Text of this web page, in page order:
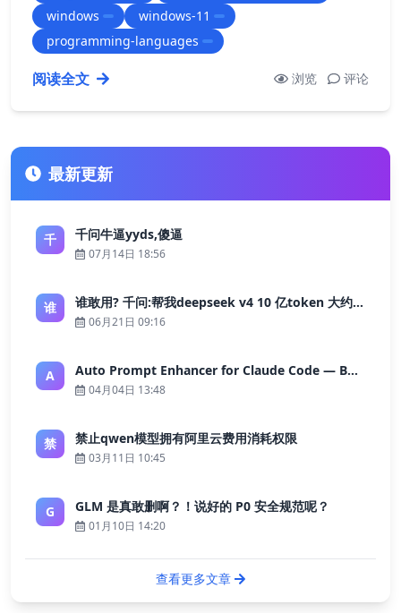
windows
windows-11
programming-languages
阅读全文 浏览 评论
最新更新
千 千问牛逼yyds,傻逼
07月14日 18:56
谁 谁敢用? 千问:帮我deepseek v4 10 亿token 大约多少花费 ?
06月21日 09:16
A Auto Prompt Enhancer for Claude Code — Building a Highly Reliable AI Programming Workflow
04月04日 13:48
禁 禁止qwen模型拥有阿里云费用消耗权限
03月11日 10:45
G GLM 是真敢删啊？！说好的 P0 安全规范呢？
01月10日 14:20
查看更多文章